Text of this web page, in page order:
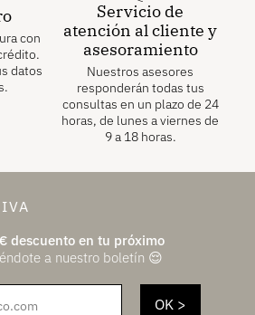
con
datos
Servicio de
atención al cliente y
asesoramiento
Nuestros asesores
responderán todas tus
consultas en un plazo de 24
horas, de lunes a viernes de
9 a 18 horas.
€descuento en tu próximo
a nuestro boletín 😌